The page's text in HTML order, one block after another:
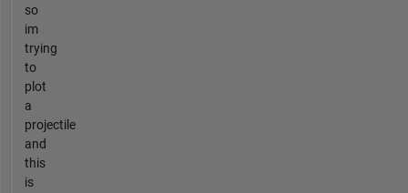
so
im
trying
to
plot
a
projectile
and
this
is